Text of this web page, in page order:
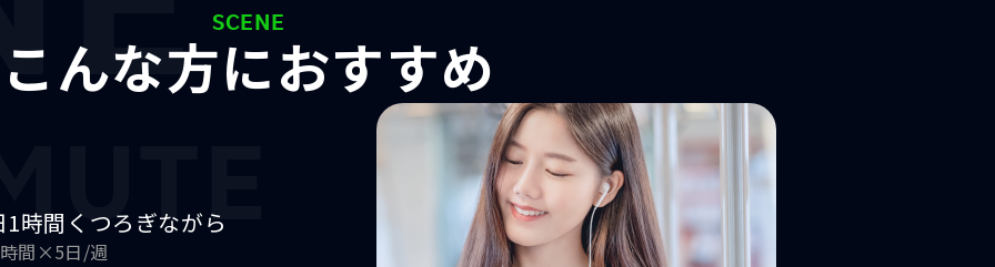
SCENE
こんな方におすすめ
1時間 くつろぎながら
間×5日/週